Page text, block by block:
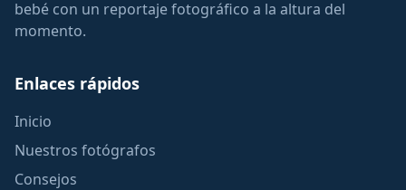
bebé con un reportaje fotográfico a la altura del
momento.
Enlaces rápidos
Inicio
Nuestros fotógrafos
Consejos